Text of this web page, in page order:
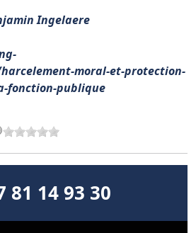
Ingelaere
moral-et-protection-
fonction-publique
14 93 30